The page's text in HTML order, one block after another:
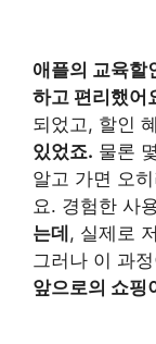
애플의 교육할
하고 편리했어
되었고, 할인
있었죠. 물론
알고 가면 오
요. 경험한 사
는데 , 실제로
그러나 이 과
앞으로의 쇼핑